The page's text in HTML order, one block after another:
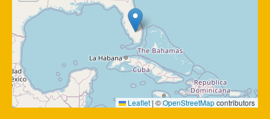
Leaflet|©OpenStreetMapcontributors